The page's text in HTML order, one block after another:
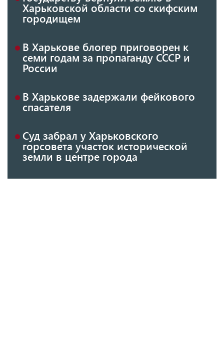
Харьковской области со скифским
городищем
В Харькове блогер приговорен к
семи годам за пропаганду СССР и
России
В Харькове задержали фейкового
спасателя
Суд забрал у Харьковского
горсовета участок исторической
земли в центре города